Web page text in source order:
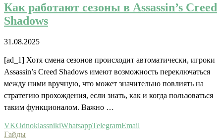
Как работают сезоны в Assassin’s Creed
Shadows
31.08.2025
[ad_1] Хотя смена сезонов происходит автоматически, игроки
Assassin’s Creed Shadows имеют возможность переключаться
между ними вручную, что может значительно повлиять на
стратегию прохождения, если знать, как и когда пользоваться
таким функционалом. Важно …
VKOdnoklassnikiWhatsappTelegramEmail
Гайды